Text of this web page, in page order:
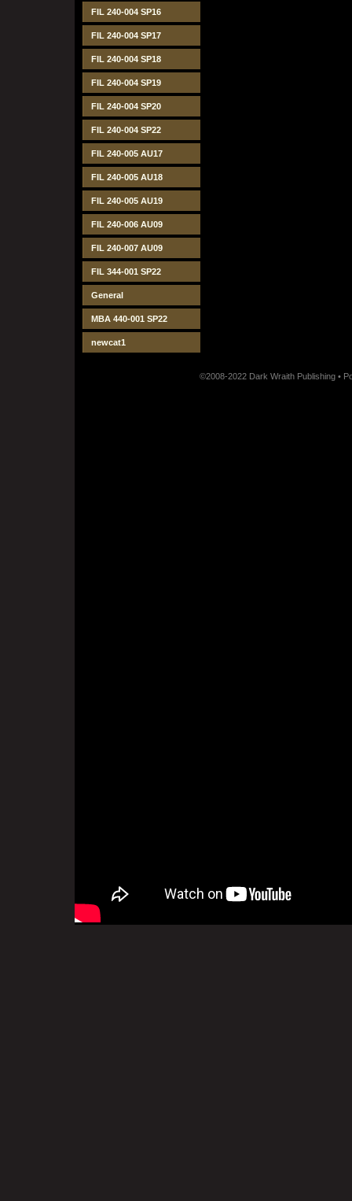
FIL 240-004 SP16
FIL 240-004 SP17
FIL 240-004 SP18
FIL 240-004 SP19
FIL 240-004 SP20
FIL 240-004 SP22
FIL 240-005 AU17
FIL 240-005 AU18
FIL 240-005 AU19
FIL 240-006 AU09
FIL 240-007 AU09
FIL 344-001 SP22
General
MBA 440-001 SP22
newcat1
©2008-2022 Dark Wraith Publishing •